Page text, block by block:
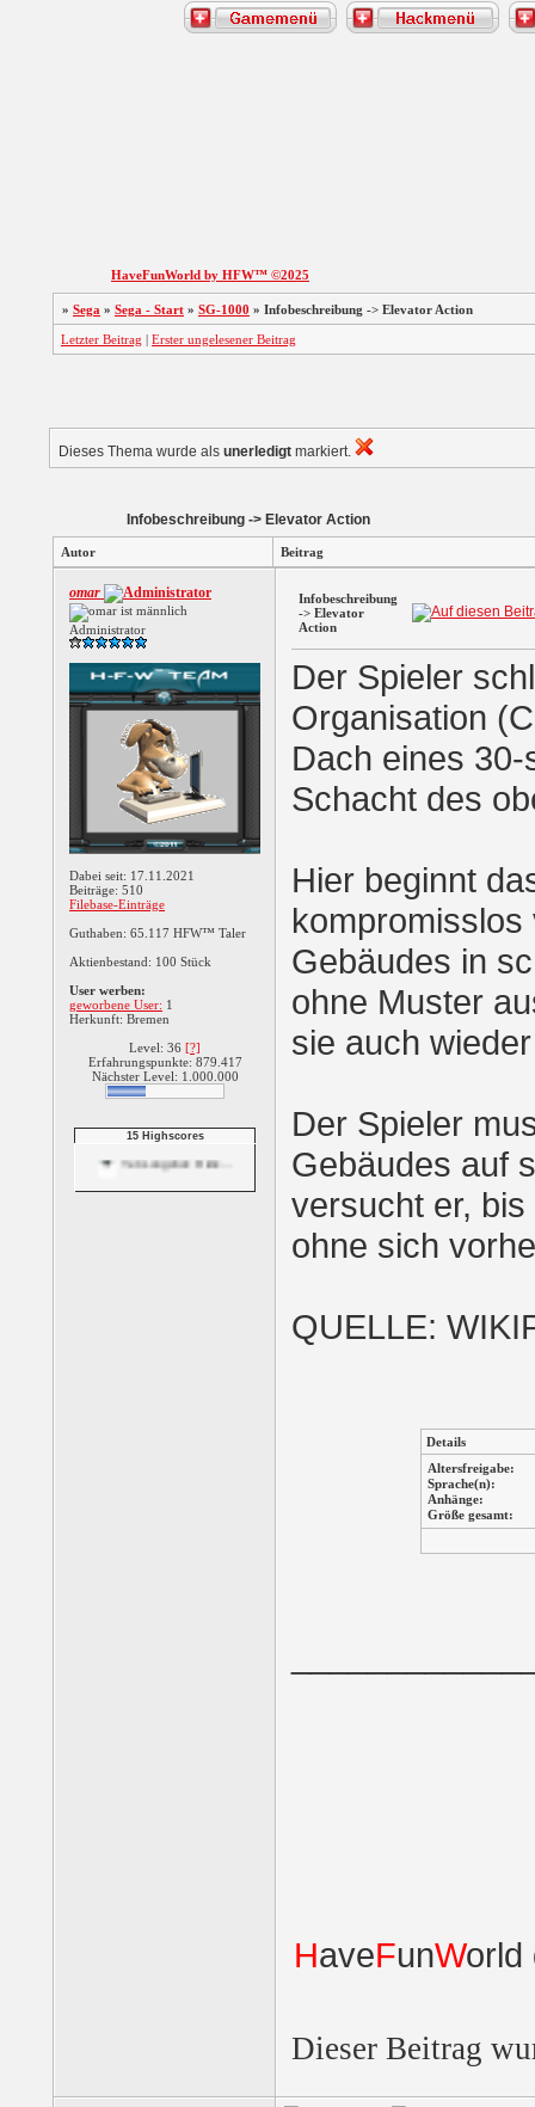
HaveFunWorld by HFW™ ©2025
» Sega » Sega - Start » SG-1000 » Infobeschreibung -> Elevator Action
Letzter Beitrag | Erster ungelesener Beitrag
Dieses Thema wurde als unerledigt markiert.
Infobeschreibung -> Elevator Action
Autor Beitrag
omar
Administrator
Dabei seit: 17.11.2021
Beiträge: 510
Filebase-Einträge
Guthaben: 65.117 HFW™ Taler
Aktienbestand: 100 Stück
User werben:
geworbene User: 1
Herkunft: Bremen
Level: 36 [?]
Erfahrungspunkte: 879.417
Nächster Level: 1.000.000
15 Highscores
Yeti Longshot: Ridic...
Infobeschreibung
-> Elevator
Action
Der Spieler
Organisation
Dach eines
Schacht des
Hier beginnt
Gebäudes in
ohne Muster
sie auch
Der Spieler
Gebäudes auf
versucht er,
ohne sich
QUELLE:
Details
Altersfreigabe:
Sprache(n):
Anhänge:
Größe gesamt:
HaveFunWorld
Dieser Beitrag